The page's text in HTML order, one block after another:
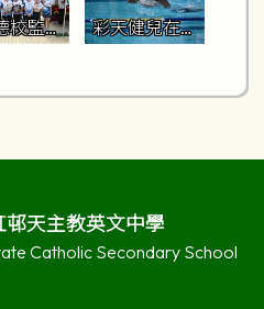
校監與
彩天健兒在泳
邨天主教英文中學
Catholic Secondary School